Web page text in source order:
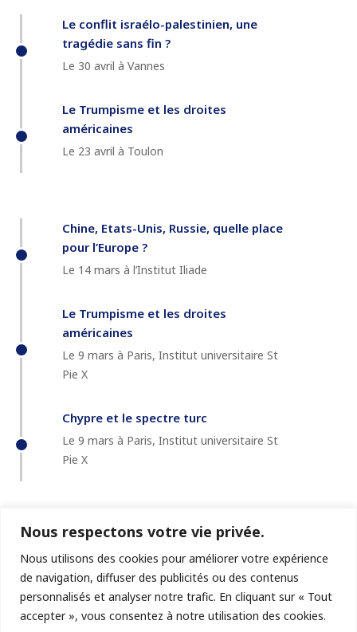
Nous respectons votre vie privée.
Nous utilisons des cookies pour améliorer votre expérience
de navigation, diffuser des publicités ou des contenus
personnalisés et analyser notre trafic. En cliquant sur « Tout
accepter », vous consentez à notre utilisation des cookies.
Le conflit israélo-palestinien, une
tragédie sans fin ?
Le 30 avril à Vannes
Le Trumpisme et les droites
américaines
Le 23 avril à Toulon
Chine, Etats-Unis, Russie, quelle place
pour l’Europe ?
Le 14 mars à l’Institut Iliade
Le Trumpisme et les droites
américaines
Le 9 mars à Paris, Institut universitaire St
Pie X
Chypre et le spectre turc
Le 9 mars à Paris, Institut universitaire St
Pie X